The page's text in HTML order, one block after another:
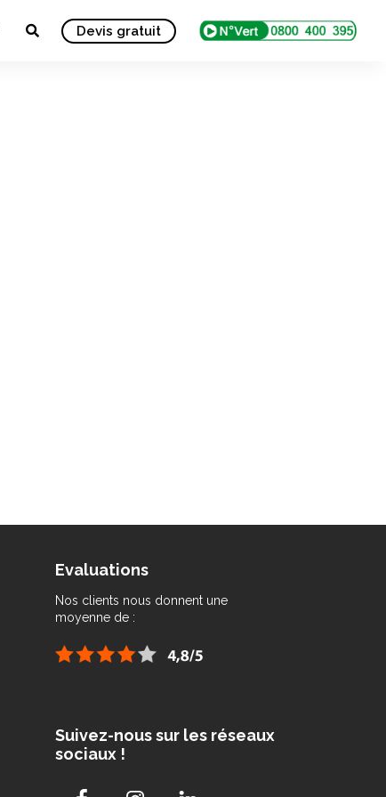
Devis gratuit
Evaluations
Nos clients nous donnent une
moyenne de :
Suivez-nous sur les réseaux
sociaux !